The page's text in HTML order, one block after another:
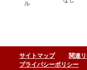
ル
サイトマップ 関連
プライバシーポリシー